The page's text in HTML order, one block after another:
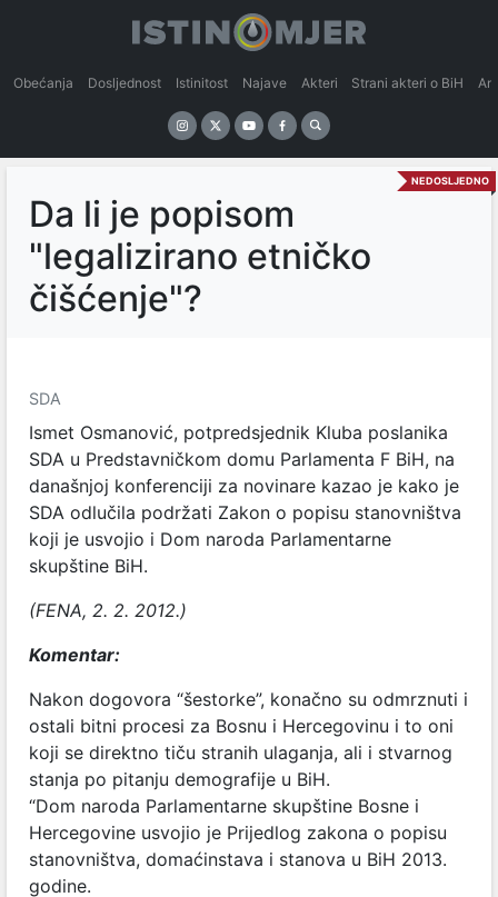
Obećanja Dosljednost Istinitost Najave Akteri Strani akteri o BiH
NEDOSLJEDNO
Da li je popisom
"legalizirano etničko
čišćenje"?
SDA
Ismet Osmanović, potpredsjednik Kluba poslanika
SDA u Predstavničkom domu Parlamenta F BiH, na
današnjoj konferenciji za novinare kazao je kako je
SDA odlučila podržati Zakon o popisu stanovništva
koji je usvojio i Dom naroda Parlamentarne
skupštine BiH.
(FENA, 2. 2. 2012.)
Komentar:
Nakon dogovora “šestorke”, konačno su odmrznuti i
ostali bitni procesi za Bosnu i Hercegovinu i to oni
koji se direktno tiču stranih ulaganja, ali i stvarnog
stanja po pitanju demografije u BiH.
“Dom naroda Parlamentarne skupštine Bosne i
Hercegovine usvojio je Prijedlog zakona o popisu
stanovništva, domaćinstava i stanova u BiH 2013.
godine.